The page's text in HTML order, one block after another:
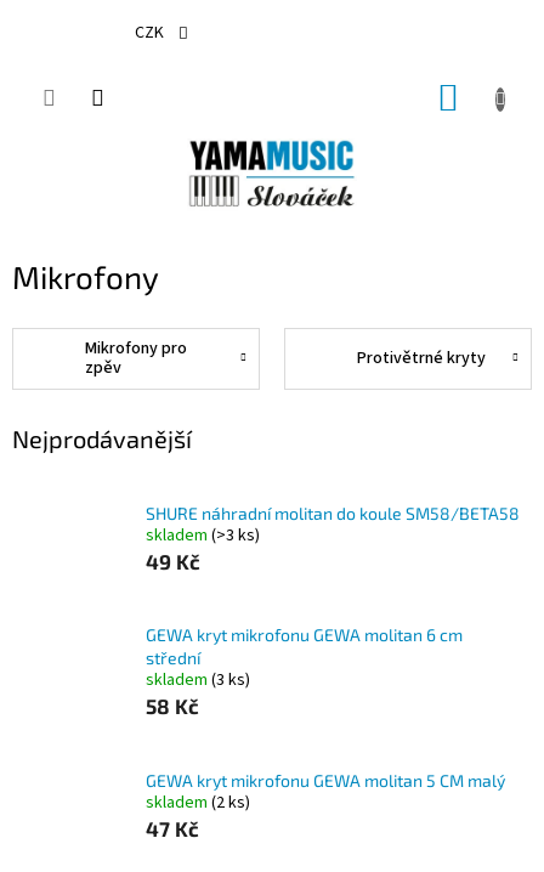
CZK
Mikrofony
Mikrofony pro
zpěv
Protivětrné kryty
Nejprodávanější
SHURE náhradní molitan do koule SM58/BETA58
skladem (>3 ks)
49 Kč
GEWA kryt mikrofonu GEWA molitan 6 cm
střední
skladem (3 ks)
58 Kč
GEWA kryt mikrofonu GEWA molitan 5 CM malý
skladem (2 ks)
47 Kč